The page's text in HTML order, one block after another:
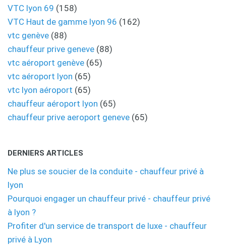
VTC lyon 69 (158)
VTC Haut de gamme lyon 96 (162)
vtc genève (88)
chauffeur prive geneve (88)
vtc aéroport genève (65)
vtc aéroport lyon (65)
vtc lyon aéroport (65)
chauffeur aéroport lyon (65)
chauffeur prive aeroport geneve (65)
DERNIERS ARTICLES
Ne plus se soucier de la conduite - chauffeur privé à
lyon
Pourquoi engager un chauffeur privé - chauffeur privé
à lyon ?
Profiter d'un service de transport de luxe - chauffeur
privé à Lyon